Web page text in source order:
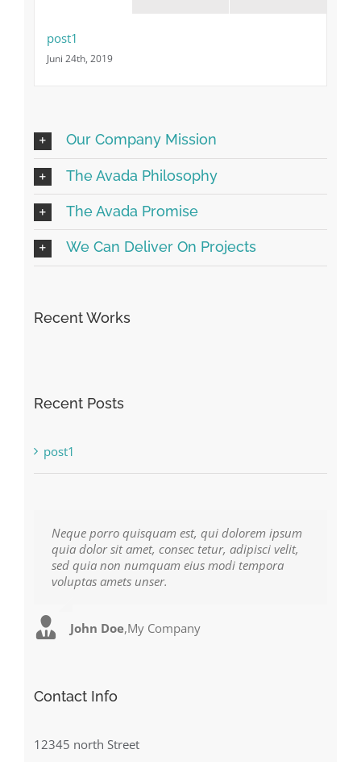
post1
Juni 24th, 2019
Our Company Mission
The Avada Philosophy
The Avada Promise
We Can Deliver On Projects
Recent Works
Recent Posts
post1
Neque porro quisquam est, qui dolorem ipsum
quia dolor sit amet, consec tetur, adipisci velit,
sed quia non numquam eius modi tempora
voluptas amets unser.
John Doe,My Company
Aliquam erat volutpat. Quisque at est id ligula
facilisis laoreet eget pulvinar nibh. Suspendisse
at ultrices dui. Curabitur ac felis arcu sadips
ipsums fugiats nemis.
Luke Beck,Theme Fusion
Contact Info
12345 north Street